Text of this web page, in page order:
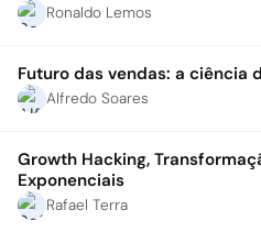
Ronaldo Lemos
Futuro das vendas: a ciência
Alfredo Soares
Growth Hacking,
Exponenciais
Rafael Terra